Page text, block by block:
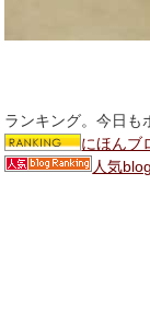
ランキング。今日も
にほんブ
人気